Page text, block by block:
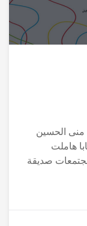
منى الحسين
هاملت
مجتمعات صديقة